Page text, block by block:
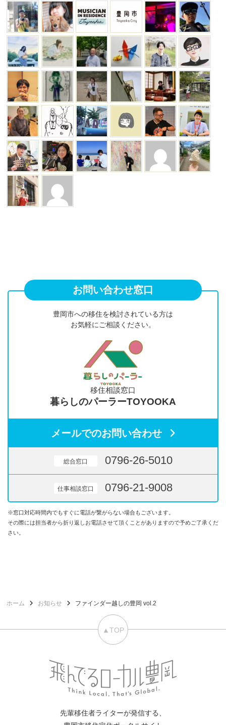
お問い合わせ窓口
豊岡市への移住を検討されている方は
お気軽にご相談ください。
移住相談窓口
暮らしのパーラーTOYOOKA
メールでのお問い合わせ
総合窓口 0796-26-5010
仕事相談窓口 0796-21-9008
※窓口対応時間内でもすぐに電話が繋がらない場合もございます。
その際には担当者から折り返しお電話させて頂くことがありますので予めご了承くだ
さい。
ホーム お知らせ ファインダー越しの豊岡 vol.2
先輩移住者ライターが発信する、
▲TOP